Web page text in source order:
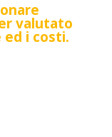
valutato
i costi.